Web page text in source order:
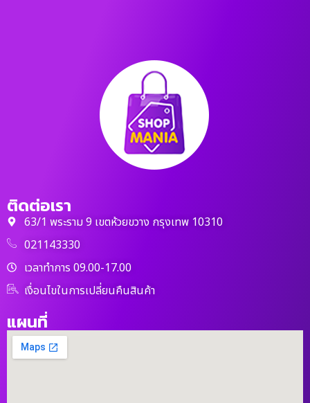
ติดต่อเรา
63/1 พระราม 9 เขตห้วยขวาง กรุงเทพ 10310
021143330
เวลาทำการ 09.00-17.00
เงื่อนไขในการเปลี่ยนคืนสินค้า
แผนที่